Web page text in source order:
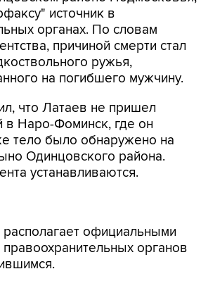
источник в
органах. По словам
причиной смерти стал
ружья,
на погибшего мужчину.
что Латаев не пришел
в Наро-Фоминск, где он
тело было обнаружено на
Одинцовского района.
устанавливаются.
службы МГИМО Виктория